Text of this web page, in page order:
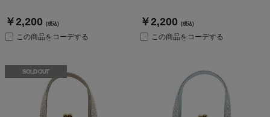
￥2,200 (税込)
この商品をコーデする
￥2,200 (税込)
この商品をコーデする
SOLD OUT